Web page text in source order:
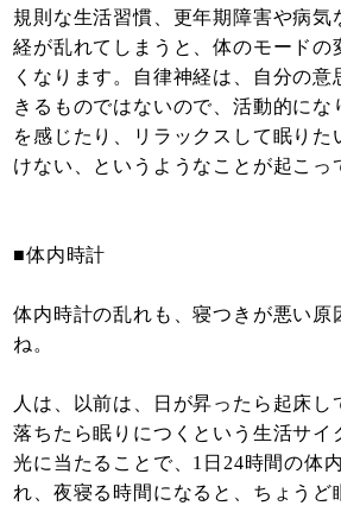
規則な生活習慣、更年期障害や病気
経が乱れてしまうと、体のモードの
くなります。自律神経は、自分の
きるものではないので、活動的にな
を感じたり、リラックスして眠りた
けない、というようなことが起こっ
■体内時計
体内時計の乱れも、寝つきが悪い原
ね。
人は、以前は、日が昇ったら起床し
落ちたら眠りにつくという生活サイ
光に当たることで、1日24時間の体
れ、夜寝る時間になると、ちょうど